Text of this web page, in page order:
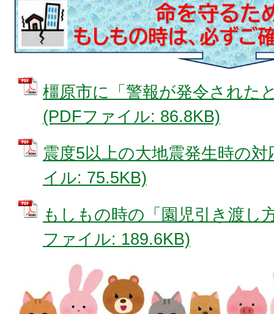
橿原市に「警報が発令された
(PDFファイル: 86.8KB)
震度5以上の大地震発生時の
イル: 75.5KB)
もしもの時の「園児引き渡し
ファイル: 189.6KB)